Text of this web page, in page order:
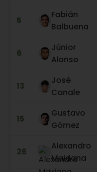
5
Fabián
Balbuena
6
Júnior
Alonso
13
José
Canale
15
Gustavo
Gómez
26
Alexandro
Maidana